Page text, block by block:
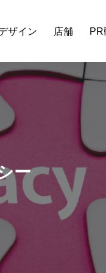
ザイン 店舗 PR
ー